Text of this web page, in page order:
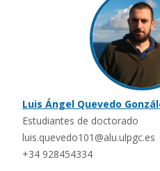
Luis Ángel Quevedo
Estudiantes de doctorado
luis.quevedo101@alu.ulpgc.es
+34 928454334